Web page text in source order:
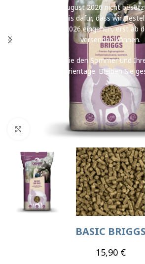
vom 10.-14. August 2026 nicht
Sie Verständnis dafür, dass wir
dem 05.08.2026 eingehen, erst ab
versenden können.
Genießen Sie den Sommer und
Ferientage. Bleiben Sie
Klick zum Vergrößern
BASIC BRIGGS
15,90 €